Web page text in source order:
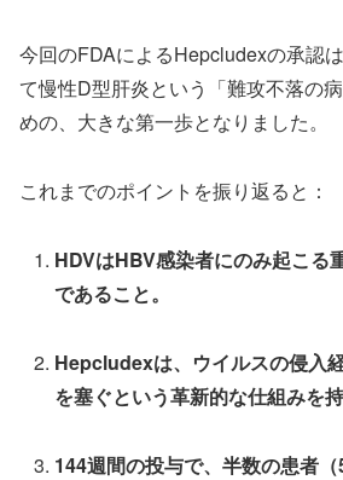
今回のFDAによるHepcludexの承認
て慢性D型肝炎という「難攻不落の
めの、大きな第一歩となりました。
これまでのポイントを振り返ると：
HDVはHBV感染者にのみ起こる
であること。
Hepcludexは、ウイルスの侵入
を塞ぐという革新的な仕組みを持
144週間の投与で、半数の患者